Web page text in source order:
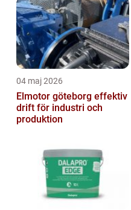
04 maj 2026
Elmotor göteborg effektiv
drift för industri och
produktion